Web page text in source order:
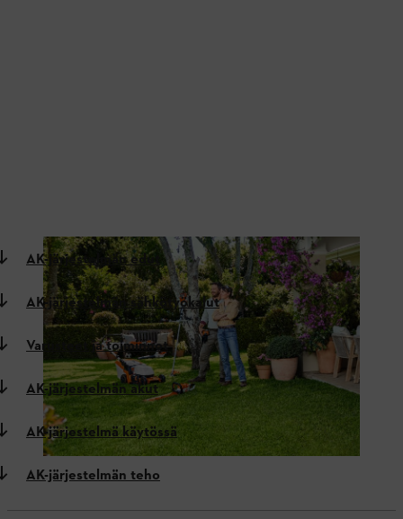
AK-järjestelmän edut
AK-järjestelmän sähkötyökalut
Varusteet ja toiminnot
AK-järjestelmän akut
AK-järjestelmä käytössä
AK-järjestelmän teho